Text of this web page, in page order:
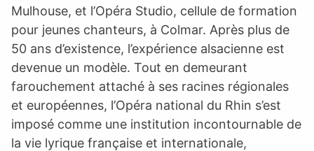
Mulhouse, et l’Opéra Studio, cellule de formation
pour jeunes chanteurs, à Colmar. Après plus de
50 ans d’existence, l’expérience alsacienne est
devenue un modèle. Tout en demeurant
farouchement attaché à ses racines régionales
et européennes, l’Opéra national du Rhin s’est
imposé comme une institution incontournable de
la vie lyrique française et internationale,